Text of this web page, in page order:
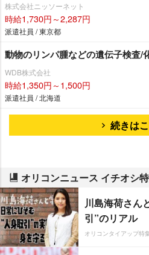
株式会社ニッソーネット
時給1,730円～2,287円
派遣社員 / 東京都
動物のリンパ腫などの遺伝子検査/
WDB株式会社
時給1,350円～1,500円
派遣社員 / 北海道
続きは
オリコンニュース イチオシ
川島海荷さん
引”のリアル
オリコンタイアップ特